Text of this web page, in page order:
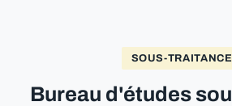
SOUS-TRAITANCE
Bureau d'études